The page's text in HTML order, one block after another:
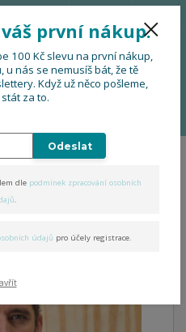
Menu
0 Kč
košile bez
váš první nákup.
100 Kč slevu na první nákup,
u nás se nemusíš bát, že tě
Když už něco pošleme,
za to.
Odeslat
dle podmínek zpracování osobních
.
údajů pro účely registrace.